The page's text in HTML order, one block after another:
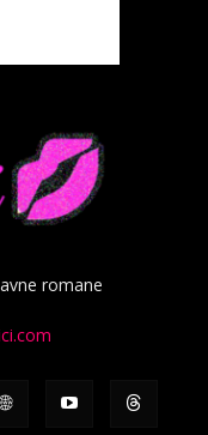
romane